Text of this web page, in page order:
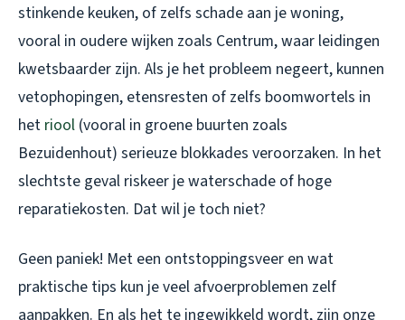
stinkende keuken, of zelfs schade aan je woning,
vooral in oudere wijken zoals Centrum, waar leidingen
kwetsbaarder zijn. Als je het probleem negeert, kunnen
vetophopingen, etensresten of zelfs boomwortels in
het riool (vooral in groene buurten zoals
Bezuidenhout) serieuze blokkades veroorzaken. In het
slechtste geval riskeer je waterschade of hoge
reparatiekosten. Dat wil je toch niet?
Geen paniek! Met een ontstoppingsveer en wat
praktische tips kun je veel afvoerproblemen zelf
aanpakken. En als het te ingewikkeld wordt, zijn onze